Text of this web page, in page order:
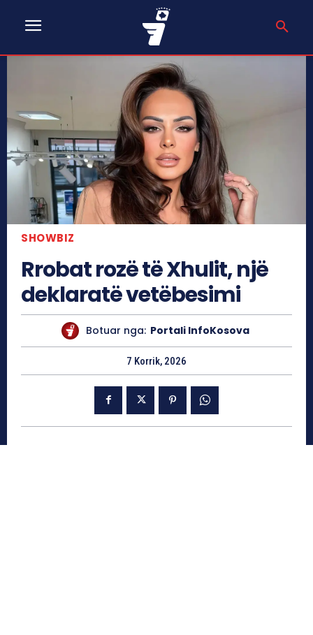
SHOWBIZ
Rrobat rozë të Xhulit, një
deklaratë vetëbesimi
Botuar nga: Portali InfoKosova
7 Korrik, 2026